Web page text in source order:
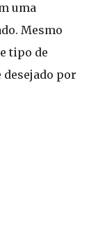
uma
Mesmo
tipo de
por